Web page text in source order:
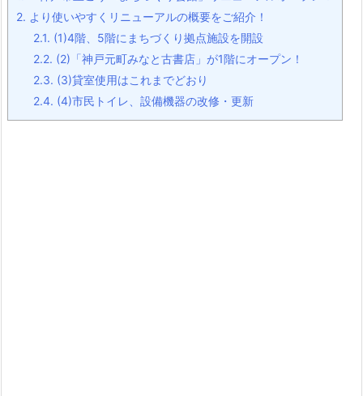
2. より使いやすくリニューアルの概要をご紹介！
2.1. (1)4階、5階にまちづくり拠点施設を開設
2.2. (2)「神戸元町みなと古書店」が1階にオープン！
2.3. (3)貸室使用はこれまでどおり
2.4. (4)市民トイレ、設備機器の改修・更新